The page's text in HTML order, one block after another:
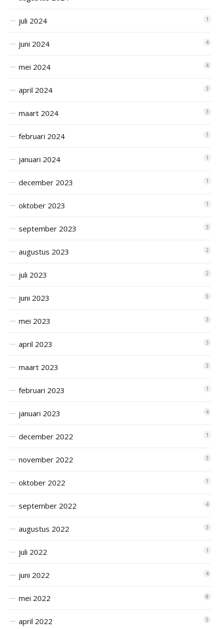
juli 2024 1
juni 2024 4
mei 2024 4
april 2024 3
maart 2024 3
februari 2024 1
januari 2024 1
december 2023 1
oktober 2023 1
september 2023 3
augustus 2023 2
juli 2023 2
juni 2023 5
mei 2023 3
april 2023 3
maart 2023 3
februari 2023 1
januari 2023 4
december 2022 1
november 2022 3
oktober 2022 1
september 2022 4
augustus 2022 3
juli 2022 1
juni 2022 4
mei 2022 8
april 2022 5